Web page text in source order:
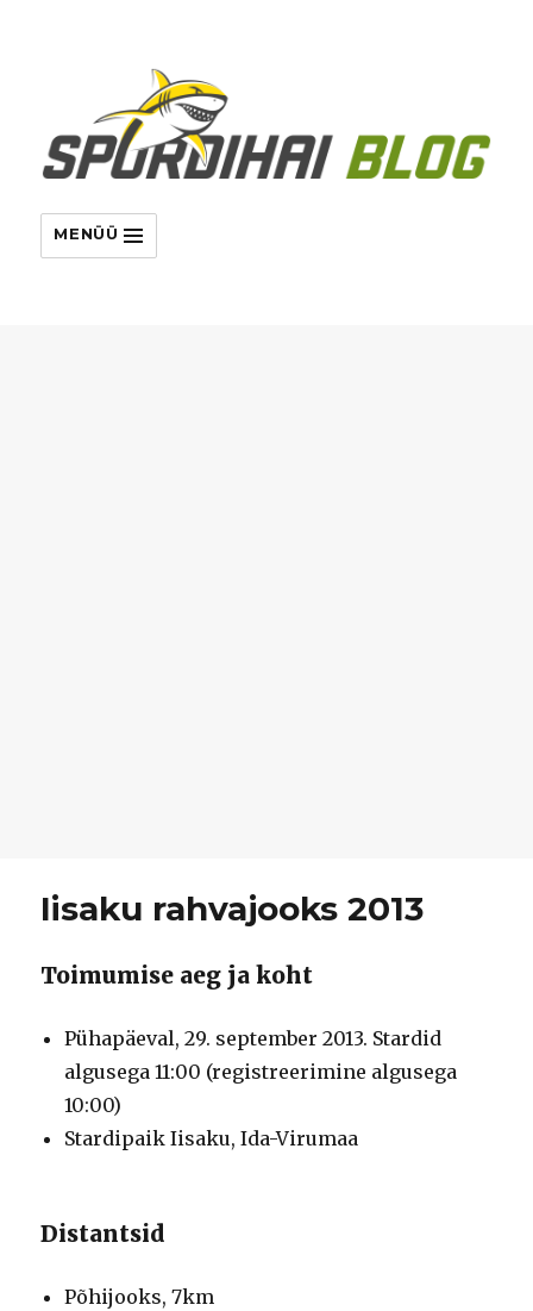
MENÜÜ
Iisaku rahvajooks 2013
Toimumise aeg ja koht
Pühapäeval, 29. september 2013. Stardid
algusega 11:00 (registreerimine algusega
10:00)
Stardipaik Iisaku, Ida-Virumaa
Distantsid
Põhijooks, 7km